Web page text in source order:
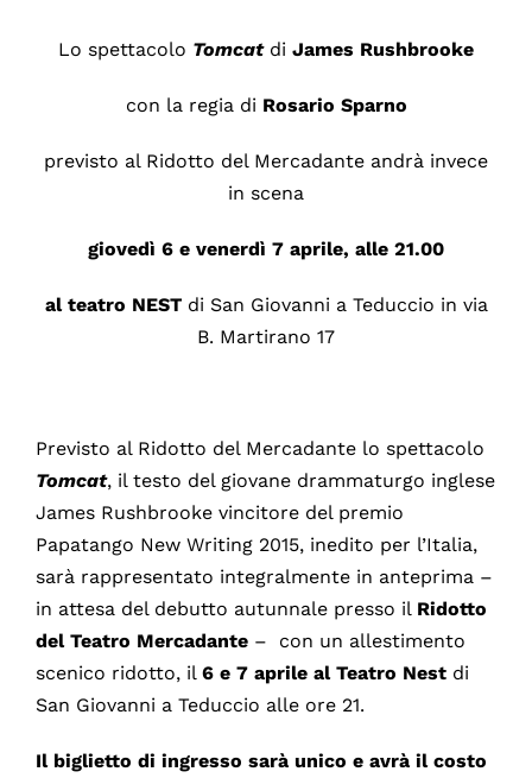
Lo spettacolo Tomcat di James Rushbrooke
con la regia di Rosario Sparno
previsto al Ridotto del Mercadante andrà invece
in scena
giovedì 6 e venerdì 7 aprile, alle 21.00
al teatro NESTdi San Giovanni a Teduccio in via
B. Martirano 17
Previsto al Ridotto del Mercadante lo spettacolo
Tomcat, il testo del giovane drammaturgo inglese
James Rushbrooke vincitore del premio
Papatango New Writing 2015, inedito per l’Italia,
sarà rappresentato integralmente in anteprima –
in attesa del debutto autunnale presso il Ridotto
del Teatro Mercadante– con un allestimento
scenico ridotto, il 6 e 7 aprile al Teatro Nestdi
San Giovanni a Teduccio alle ore 21.
Il biglietto di ingresso sarà unico e avrà il costo